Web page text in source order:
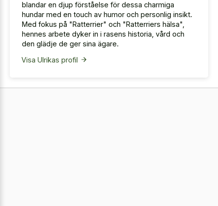
blandar en djup förståelse för dessa charmiga
hundar med en touch av humor och personlig insikt.
Med fokus på "Ratterrier" och "Ratterriers hälsa",
hennes arbete dyker in i rasens historia, vård och
den glädje de ger sina ägare.
Visa Ulrikas profil